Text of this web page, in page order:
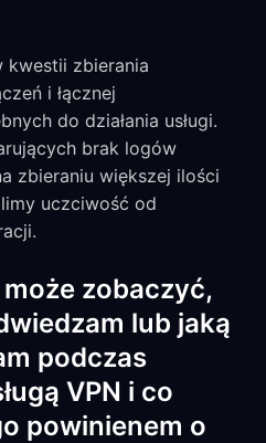
kwestii zbierania
i łącznej
do działania usługi.
brak logów
zbieraniu większej ilości
uczciwość od
zobaczyć,
lub jaką
podczas
VPN i co
powinienem o